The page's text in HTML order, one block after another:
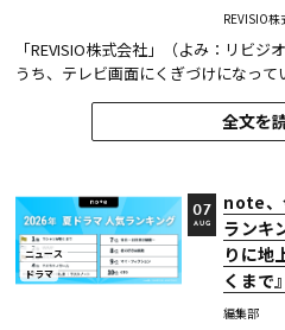
REVISIO
「REVISIO株式会社」（よみ：リビ
うち、テレビ画面にくぎづけになっ
合がわかる「注目度」を用いて、「個
した「コア視聴層（男女13歳～49歳
している。
全文を
ニュース
ドラマ
note、
ランキ
りに地
くまで』
編集部
07
AUG